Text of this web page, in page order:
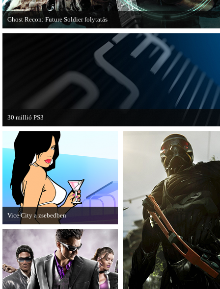
Ghost Recon: Future Soldier folytatás
Több jel is utal arra, hogy készülőben van a Ghost Recon: Future Soldier
30 millió PS3
A PAL régióban a PS3 átlépte a 30 milliós eladott darabszámot.
Vice City a zsebedben
A GTA: Vice City 10th Anniversary
Editionről készített tesztet a PC Guru.